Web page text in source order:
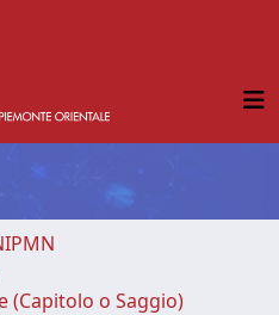
(Capitolo o Saggio)